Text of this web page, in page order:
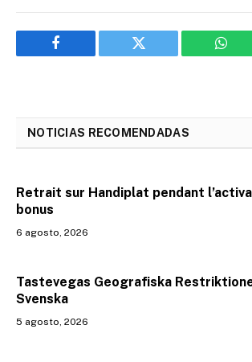
Facebook Twitter
NOTICIAS RECOMENDADAS
Retrait sur Handiplat pendant
bonus
6 agosto, 2026
Tastevegas Geografiska
Svenska
5 agosto, 2026